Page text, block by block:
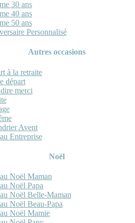
30 ans
40 ans
50 ans
Personnalisé
Autres occasions
à la retraite
départ
merci
Avent
Entreprise
Noël
Noël Maman
Noël Papa
Noël Belle-Maman
Noël Beau-Papa
Noël Mamie